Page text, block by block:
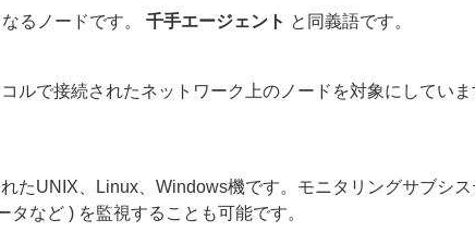
るノードです。 千手エージェント と同義語です。
ルで接続されたネットワーク上のノードを対象にしてい
たUNIX、Linux、Windows機です。モニタリングサブシ
など ) を監視することも可能です。